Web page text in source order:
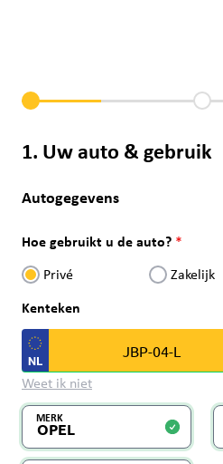
1. Uw auto & gebruik
Autogegevens
Hoe gebruikt u de auto?
Privé Zakelijk
Kenteken
Weet ik niet
MERK